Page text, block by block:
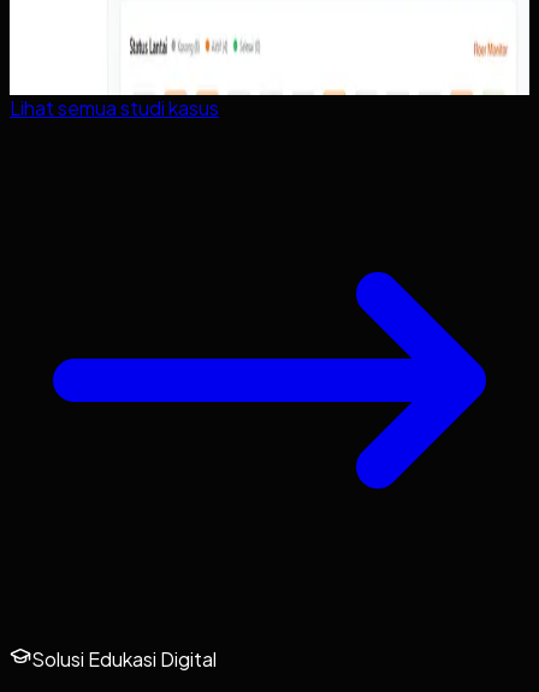
Lihat semua studi kasus
Solusi Edukasi Digital